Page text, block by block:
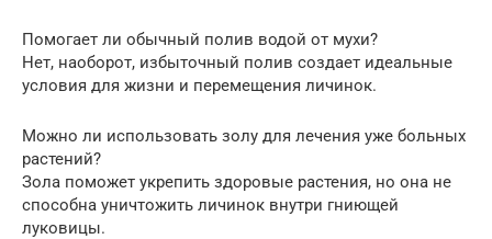
Помогает ли обычный полив водой от мухи?
Нет, наоборот, избыточный полив создает идеальные
условия для жизни и перемещения личинок.
Можно ли использовать золу для лечения уже больных
растений?
Зола поможет укрепить здоровые растения, но она не
способна уничтожить личинок внутри гниющей
луковицы.